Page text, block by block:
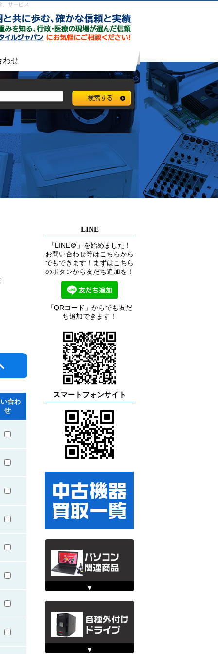
、サービス
わせ
合わ
せ
LINE
「LINE＠」を始めました！
お問い合わせ等はこちらから
でもできます！まずはこちら
のボタンから友だち追加を！
「QRコード」からでも友だ
ち追加できます！
スマートフォンサイト